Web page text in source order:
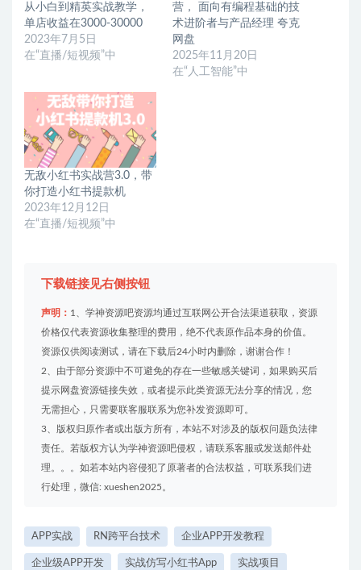
从小白到精英实战教学，
单店收益在3000-30000
2023年7月5日
在“直播/短视频”中
营， 面向有编程基础的技
术进阶者与产品经理 夸克
网盘
2025年11月20日
在“人工智能”中
无敌小红书实战营3.0，带
你打造小红书提款机
2023年12月12日
在“直播/短视频”中
下载链接见右侧按钮
声明： 1、学神资源吧资源均通过互联网公开合法渠道获取，资源
价格仅代表资源收集整理的费用，绝不代表原作品本身的价值。
资源仅供阅读测试，请在下载后24小时内删除，谢谢合作！
2、由于部分资源中不可避免的存在一些敏感关键词，如果购买后
提示网盘资源链接失效，或者提示此类资源无法分享的情况，您
无需担心，只需要联客服联系为您补发资源即可。
3、版权归原作者或出版方所有，本站不对涉及的版权问题负法律
责任。若版权方认为学神资源吧侵权，请联系客服或发送邮件处
理。。。如若本站内容侵犯了原著者的合法权益，可联系我们进
行处理，微信: xueshen2025。
APP实战 RN跨平台技术 企业APP开发教程
企业级APP开发 实战仿写小红书App 实战项目